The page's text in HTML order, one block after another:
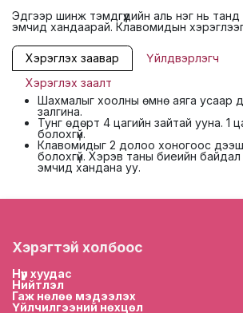
Эдгээр шинж тэмдгүүдийн аль нэг нь
эмчид хандаарай. Клавомидын
Хэрэглэх заавар Үйлдвэрлэгч
Хэрэглэх заалт
Шахмалыг хоолны өмнө аяга усаар
залгина.
Тунг өдөрт 4 цагийн зайтай ууна. 1
болохгүй.
Клавомидыг 2 долоо хоногоос
болохгүй. Хэрэв таны биеийн байдал
эмчид хандана уу.
Хэрэгтэй холбоос
Нүүр хуудас
Нийтлэл
Гаж нөлөө мэдээлэх
Үйлчилгээний нөхцөл